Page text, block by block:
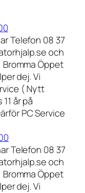
Telefon 08 37
och
Bromma Öppet
dej. Vi
( Nytt
år på
PC Service
Telefon 08 37
och
Bromma Öppet
dej. Vi